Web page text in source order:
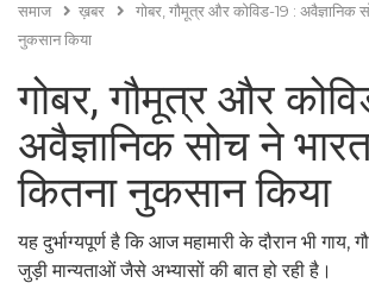
समाज ख़बर
गोबर, गौमूत्र और कोविड-19 : अवैज्ञानिक
नुकसान किया
गोबर, गौमूत्र और
अवैज्ञानिक सोच ने
कितना नुकसान किया
यह दुर्भाग्यपूर्ण है कि आज महामारी के दौरान भी गाय,
जुड़ी मान्यताओं जैसे अभ्यासों की बात हो रही है।